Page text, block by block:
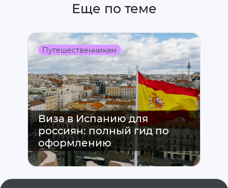
Еще по теме
Путешественникам
Виза в Испанию для
россиян: полный гид по
оформлению